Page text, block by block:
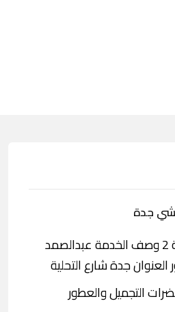
جدة
مستوى أسعار الخدمة 2 وصف الخدمة عبدالصمد
جدة شارع التحلية
التجميل والعطور